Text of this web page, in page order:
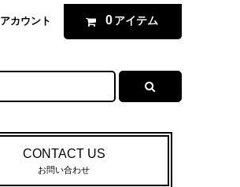
アカウント 0 アイテム
CONTACT US
お問い合わせ